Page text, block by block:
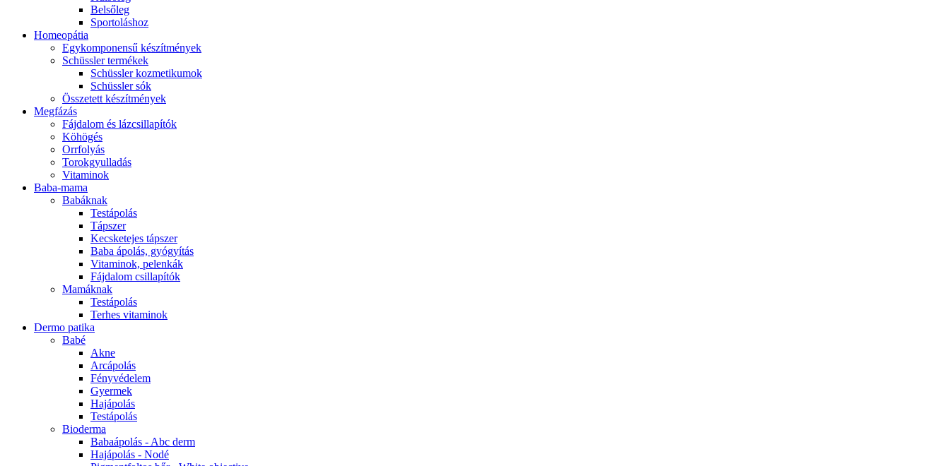
Belsőleg
Sportoláshoz
Homeopátia
Egykomponensű készítmények
Schüssler termékek
Schüssler kozmetikumok
Schüssler sók
Összetett készítmények
Megfázás
Fájdalom és lázcsillapítók
Köhögés
Orrfolyás
Torokgyulladás
Vitaminok
Baba-mama
Babáknak
Testápolás
Tápszer
Kecsketejes tápszer
Baba ápolás, gyógyítás
Vitaminok, pelenkák
Fájdalom csillapítók
Mamáknak
Testápolás
Terhes vitaminok
Dermo patika
Babé
Akne
Arcápolás
Fényvédelem
Gyermek
Hajápolás
Testápolás
Bioderma
Babaápolás - Abc derm
Hajápolás - Nodé